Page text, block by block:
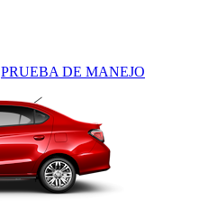
PRUEBA DE MANEJO